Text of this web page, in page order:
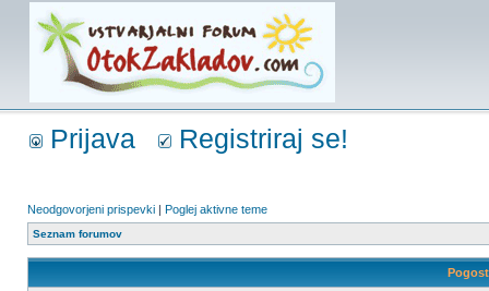
Prijava Registriraj se!
Neodgovorjeni prispevki | Poglej aktivne teme
Seznam forumov